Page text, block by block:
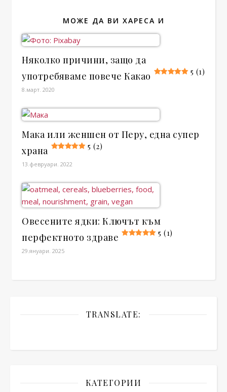
МОЖЕ ДА ВИ ХАРЕСА И
Няколко причини, защо да
употребяваме повече Какао
5 (1)
8.март. 2020
Мака или женшен от Перу, една супер
храна
5 (2)
13.февруари. 2022
Овесените ядки: Ключът към
перфектното здраве
5 (1)
29.януари. 2025
TRANSLATE:
КАТЕГОРИИ